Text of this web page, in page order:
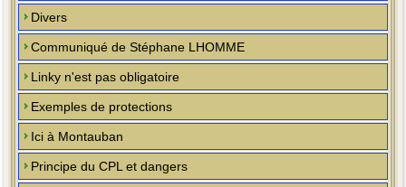
Divers
Communiqué de Stéphane LHOMME
Linky n'est pas obligatoire
Exemples de protections
Ici à Montauban
Principe du CPL et dangers